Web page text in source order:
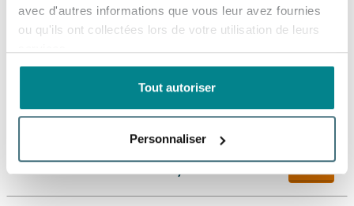
avec d'autres informations que vous leur avez fournies
ou qu'ils ont collectées lors de votre utilisation de leurs
Tout autoriser
Personnaliser
GROHE Silverflex Flexible de
chromé
Livraison:dans les 3 jours
24,